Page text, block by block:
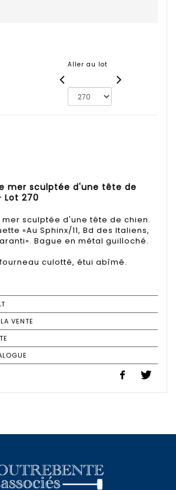
Aller au lot
mer sculptée d'une tête de
Lot 270
mer sculptée d'une tête de chien.
«Au Sphinx/11, Bd des Italiens,
Bague en métal guilloché.
culotté, étui abîmé.
VENTE